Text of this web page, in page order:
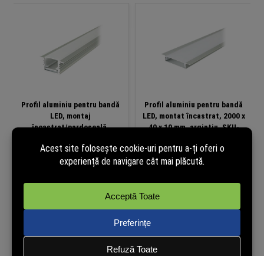
Profil aluminiu pentru bandă
LED, montaj
încastrat/pardoseală,
SKU-24105
Profil aluminiu pentru bandă
LED, montat încastrat, 2000 x
40 x 10 mm, argintiu, SKU-